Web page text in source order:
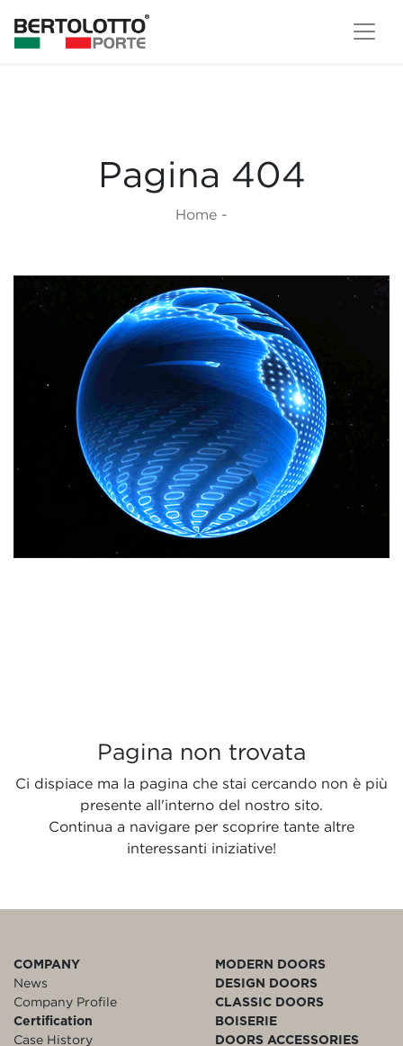
Pagina 404
Home -
Pagina non trovata
Ci dispiace ma la pagina che stai cercando non è più
presente all'interno del nostro sito.
Continua a navigare per scoprire tante altre
interessanti iniziative!
COMPANY
News
Company Profile
Certification
Case History
MODERN DOORS
DESIGN DOORS
CLASSIC DOORS
BOISERIE
DOORS ACCESSORIES